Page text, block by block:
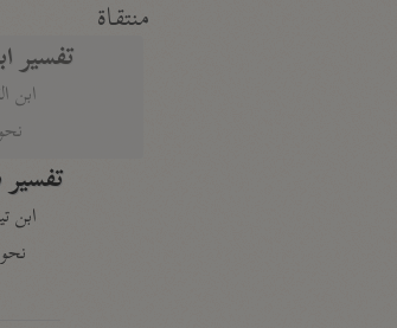
منتقاة
تفسير
ابن
نحو ١٢
ابن
نحو ٧ مجلدات